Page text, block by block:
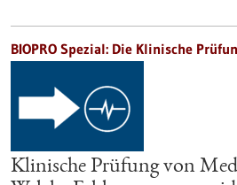
BIOPRO Spezial: Die Klinische
Klinische Prüfung von